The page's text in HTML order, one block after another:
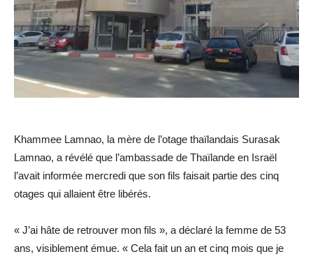
Khammee Lamnao, la mère de l’otage thaïlandais Surasak
Lamnao, a révélé que l’ambassade de Thaïlande en Israël
l’avait informée mercredi que son fils faisait partie des cinq
otages qui allaient être libérés.
« J’ai hâte de retrouver mon fils », a déclaré la femme de 53
ans, visiblement émue. « Cela fait un an et cinq mois que je